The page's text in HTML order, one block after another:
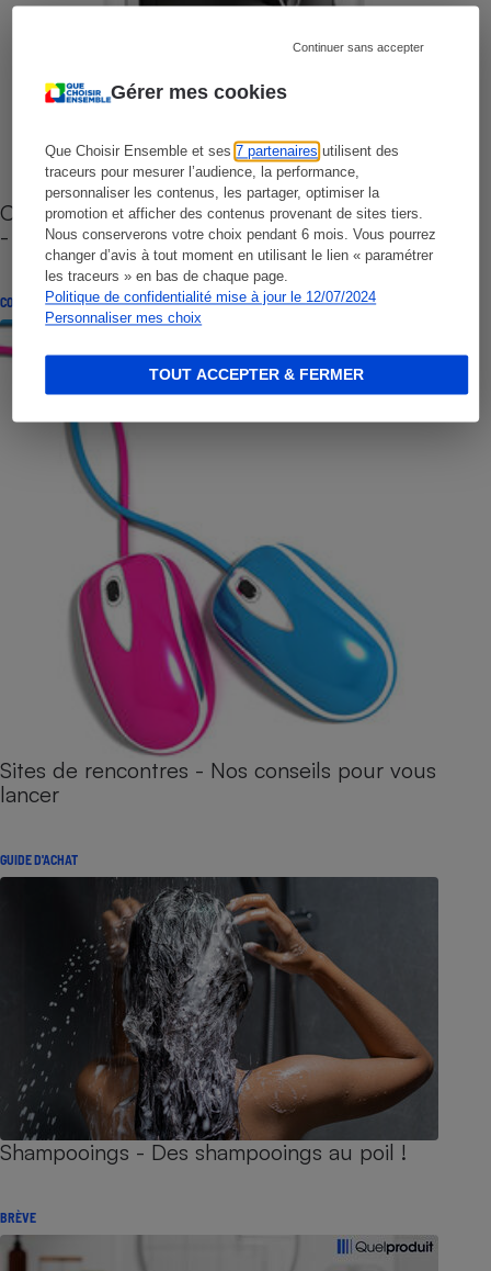
Gérer mes cookies
Que Choisir Ensemble et ses7 partenaires utilisent des
traceurs pour mesurer l’audience, la performance,
personnaliser les contenus, les partager, optimiser la
promotion et afficher des contenus provenant de sites tiers.
Nous conserverons votre choix pendant 6 mois. Vous pourrez
changer d’avis à tout moment en utilisant le lien « paramétrer
les traceurs » en bas de chaque page.
Politique de confidentialité mise à jour le 12/07/2024
Personnaliser mes choix
Continuer sans accepter
TOUT ACCEPTER & FERMER
Cafetière à capsules zéro déchet CoffeeB (vidéo)
- Premières impressions
CONSEILS
Sites de rencontres - Nos conseils pour vous
lancer
GUIDE D'ACHAT
Shampooings - Des shampooings au poil !
BRÈVE